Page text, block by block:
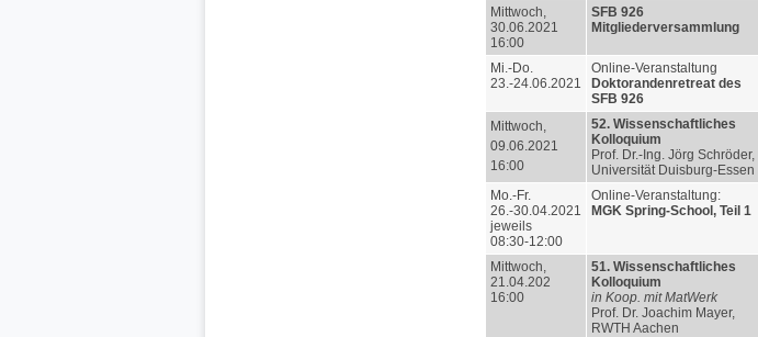
Mittwoch,
30.06.2021
16:00
SFB 926
Mitgliederversammlung
Mi.-Do.
23.-24.06.2021
Online-Veranstaltung
Doktorandenretreat des
SFB 926
Mittwoch,
09.06.2021
16:00
52. Wissenschaftliches
Kolloquium
Prof. Dr.-Ing. Jörg Schröder,
Universität Duisburg-Essen
Mo.-Fr.
26.-30.04.2021
jeweils
08:30-12:00
Online-Veranstaltung:
MGK Spring-School, Teil 1
Mittwoch,
21.04.202
16:00
51. Wissenschaftliches
Kolloquium
in Koop. mit MatWerk
Prof. Dr. Joachim Mayer,
RWTH Aachen